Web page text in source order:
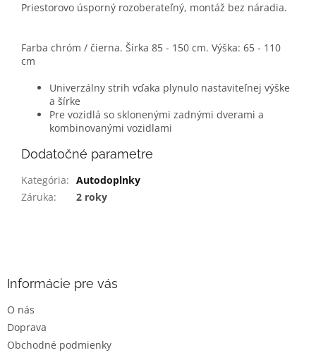
Priestorovo úsporný rozoberateľný, montáž bez náradia.
Farba chróm / čierna. Šírka 85 - 150 cm. Výška: 65 - 110
cm
Univerzálny strih vďaka plynulo nastaviteľnej výške
a šírke
Pre vozidlá so sklonenými zadnými dverami a
kombinovanými vozidlami
Dodatočné parametre
Kategória: Autodoplnky
Záruka: 2 roky
Informácie pre vás
O nás
Doprava
Obchodné podmienky